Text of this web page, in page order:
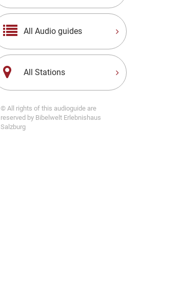
All Audio guides
All Stations
© All rights of this audioguide are
reserved by Bibelwelt Erlebnishaus
Salzburg